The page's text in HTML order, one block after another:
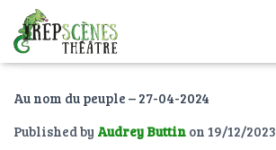
Au nom du peuple – 27-04-2024
Published by Audrey Buttin on 19/12/2023